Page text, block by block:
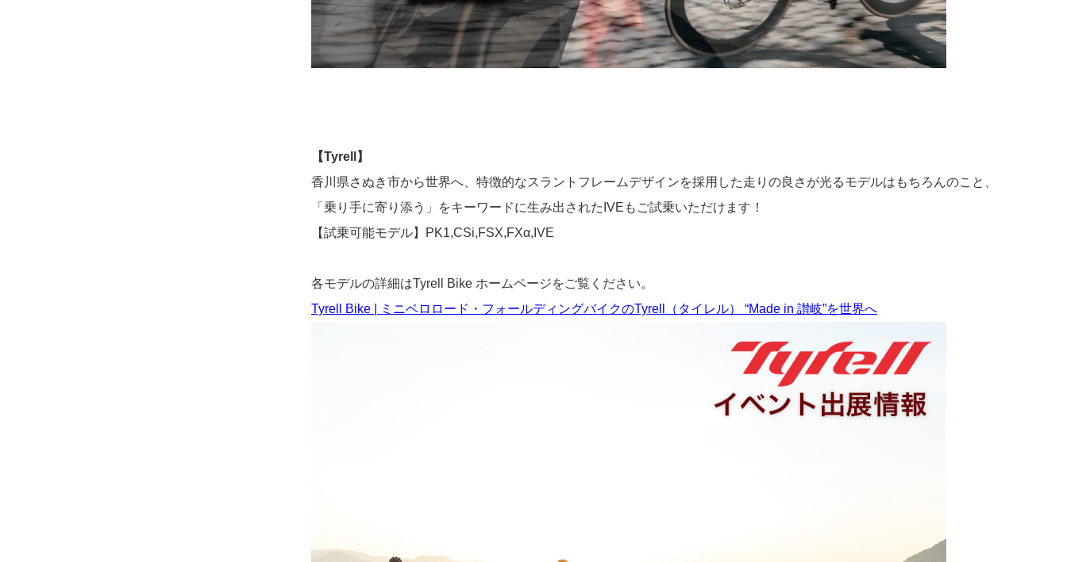
【Tyrell】
香川県さぬき市から世界へ、特徴的なスラントフレームデザインを採用した走りの良さが光るモデルはもちろんのこと、
「乗り手に寄り添う」をキーワードに生み出されたIVEもご試乗いただけます！
【試乗可能モデル】PK1,CSi,FSX,FXα,IVE
各モデルの詳細はTyrell Bike ホームページをご覧ください。
Tyrell Bike | ミニベロロード・フォールディングバイクのTyrell（タイレル） “Made in 讃岐”を世界へ